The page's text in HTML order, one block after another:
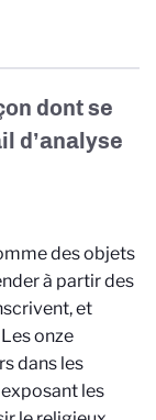
dont se
d’analyse
des objets
à partir des
et
onze
dans les
les